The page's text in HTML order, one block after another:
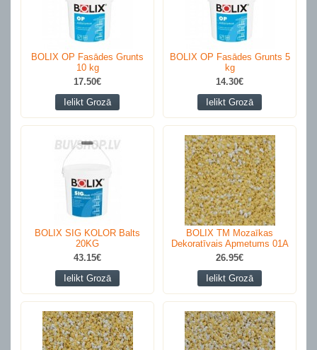
BOLIX OP Fasādes Grunts
10 kg
17.50€
Ielikt Grozā
BOLIX OP Fasādes Grunts 5
kg
14.30€
Ielikt Grozā
BOLIX SIG KOLOR Balts
20KG
43.15€
Ielikt Grozā
BOLIX TM Mozaīkas
Dekoratīvais Apmetums 01A
26.95€
Ielikt Grozā